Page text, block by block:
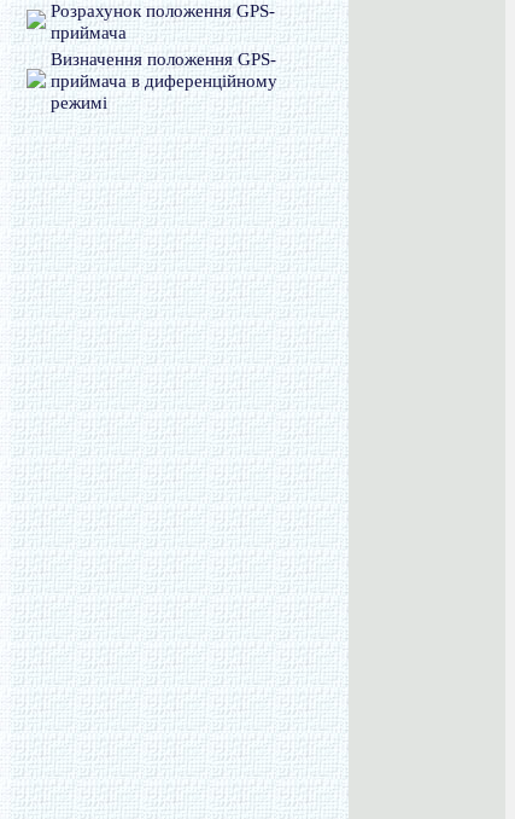
Розрахунок положення GPS-
приймача
Визначення положення GPS-
приймача в диференційному
режимі